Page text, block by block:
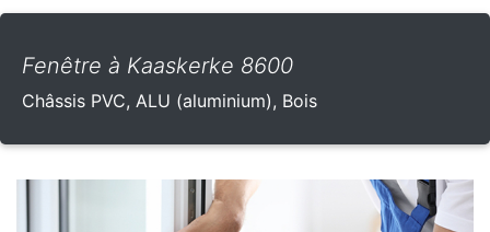
Fenêtre à Kaaskerke 8600
Châssis PVC, ALU (aluminium), Bois